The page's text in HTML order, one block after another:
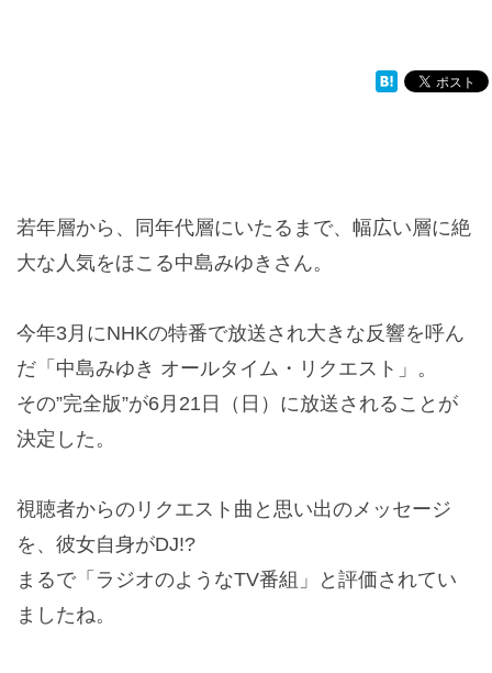
若年層から、同年代層にいたるまで、幅広い層に絶
大な人気をほこる中島みゆきさん。
今年3月にNHKの特番で放送され大きな反響を呼ん
だ「中島みゆき オールタイム・リクエスト」。
その”完全版”が6月21日（日）に放送されることが
決定した。
視聴者からのリクエスト曲と思い出のメッセージ
を、彼女自身がDJ!?
まるで「ラジオのようなTV番組」と評価されてい
ましたね。